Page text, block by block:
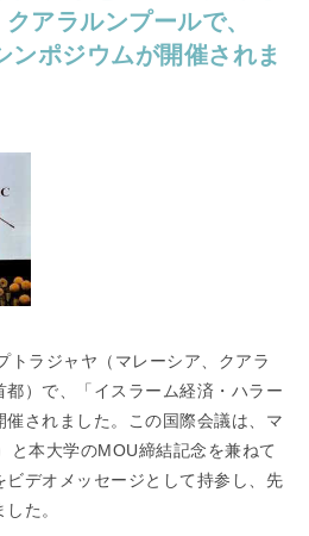
アラルンプールで、
ンポジウムが開催されま
ラジャヤ（マレーシア、クアラ
）で、「イスラーム経済・ハラー
されました。この国際会議は、マ
と本大学のMOU締結記念を兼ねて
ビデオメッセージとして持参し、先
た。